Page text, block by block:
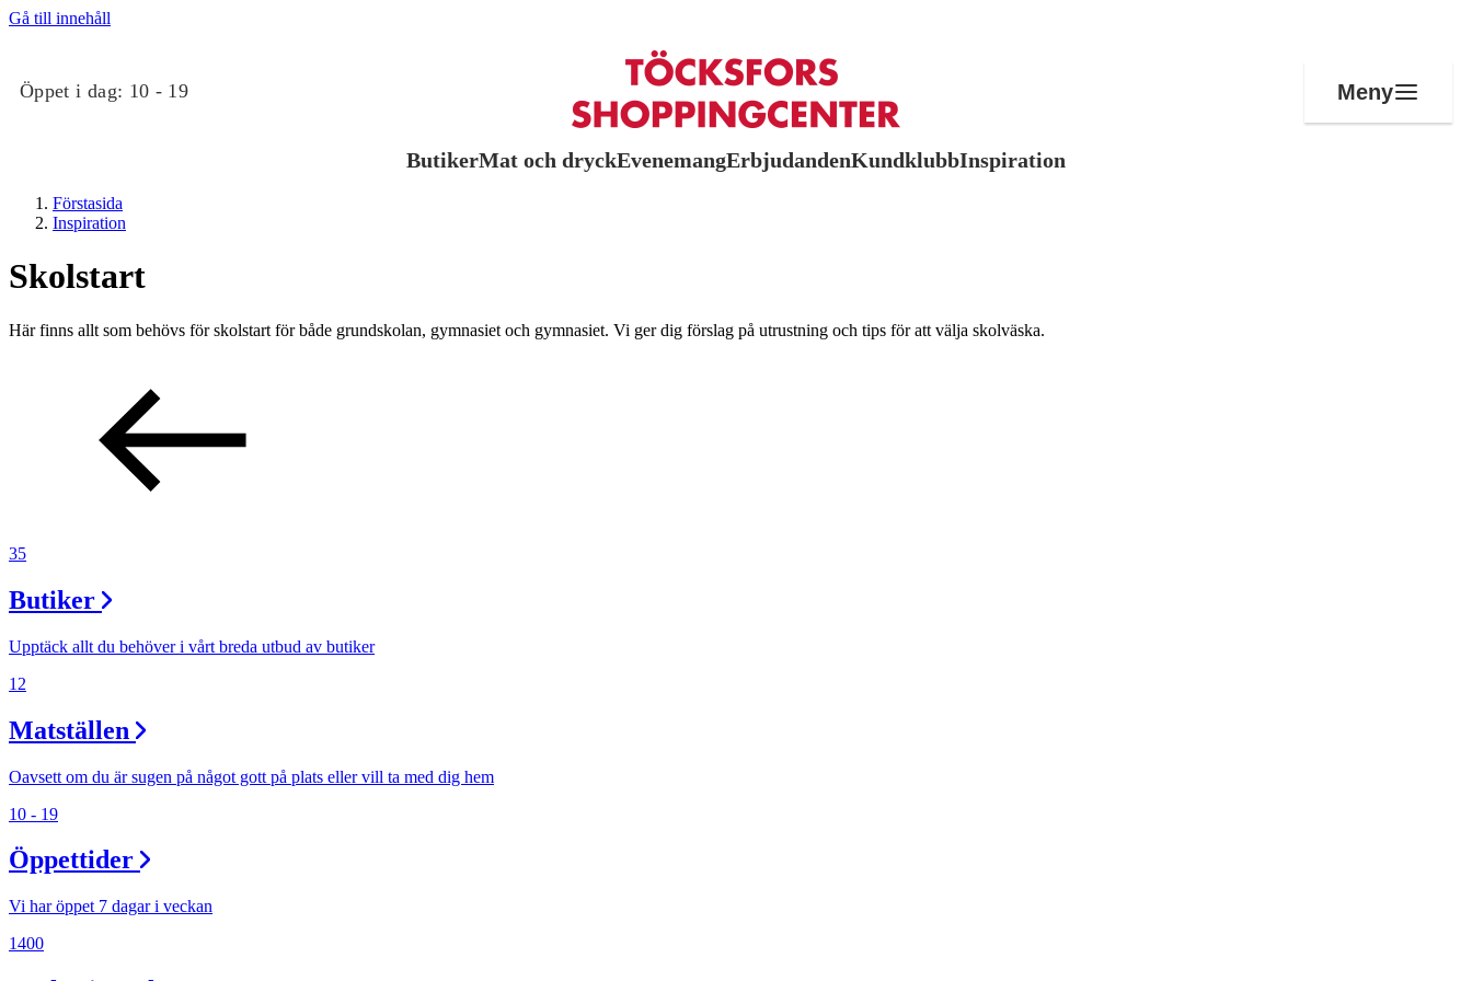
Gå till innehåll
Öppet i dag: 10 - 19 Meny
ButikerMat och dryckEvenemangErbjudandenKundklubbInspiration
Mat och dryck
Evenemang
Kundklubb
Inspiration
Förstasida
Inspiration
Skolstart
Här finns allt som behövs för skolstart för både grundskolan, gymnasiet och gymnasiet. Vi ger dig förslag på utrustning och tips för att välja skolväska.
35
Butiker
Upptäck allt du behöver i vårt breda utbud av butiker
12
Matställen
Oavsett om du är sugen på något gott på plats eller vill ta med dig hem
10 - 19
Öppettider
Vi har öppet 7 dagar i veckan
1400